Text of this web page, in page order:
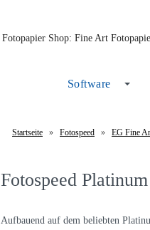
Software
Startseite » Fotospeed » EG Fine
Fotospeed
Aufbauend auf dem beliebten